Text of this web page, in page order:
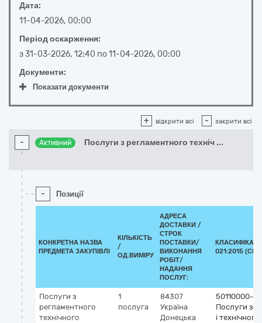
Дата:
11-04-2026, 00:00
Період оскарження:
з31-03-2026, 12:40 по11-04-2026, 00:00
Документи:
Показати документи
+ відкрити всі - закрити всі
- Активний Послуги з регламентного техніч ...
- Позиції
КОНКРЕТНА НАЗВА
ПРЕДМЕТА ЗАКУПІВЛІ
КІЛЬКІСТЬ
/
ОД.ВИМІРУ
АДРЕСА
ДОСТАВКИ /
СТРОК
ПОСТАВКИ/
ВИКОНАННЯ
РОБІТ/
НАДАННЯ
ПОСЛУГ:
021:2015 (CPV)
Послуги з
регламентного
технічного
1
послуга
84307
Україна
Донецька
50110000-9
Послуги з
і технічного